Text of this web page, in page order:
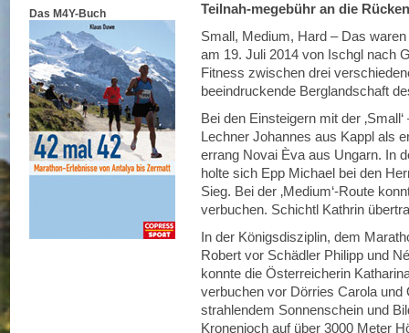
Das M4Y-Buch
Teilnah-megebühr an die
Small, Medium, Hard – Das
am 19. Juli 2014 von Ischgl nach
Fitness zwischen drei
beeindruckende Berglandschaft
Bei den Einsteigern mit der
Lechner Johannes aus Kappl als
errang Novai Èva aus Ungarn. In
holte sich Epp Michael bei den
Sieg. Bei der ‚Medium‘-Route
verbuchen. Schichtl Kathrin
In der Königsdisziplin, dem
Robert vor Schädler Philipp und
konnte die Österreicherin
verbuchen vor Dörries Carola
strahlendem Sonnenschein und
Kronenjoch auf über 3000 Meter